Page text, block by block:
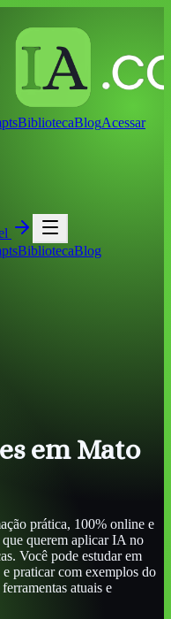
BibliotecaBlogAcessar
BibliotecaBlog
em Mato
prática, 100% online e
querem aplicar IA no
Você pode estudarem
praticar com exemplos do
atuais e